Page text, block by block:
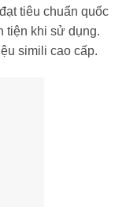
tiêu chuẩn quốc
tiện khi sử dụng.
simili cao cấp.